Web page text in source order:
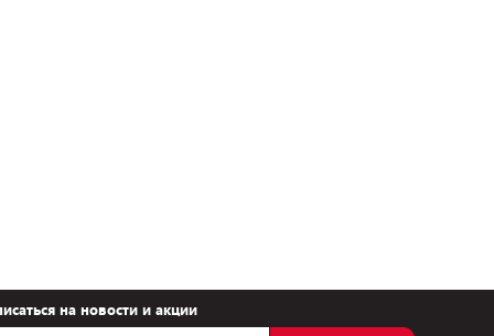
на новости и акции